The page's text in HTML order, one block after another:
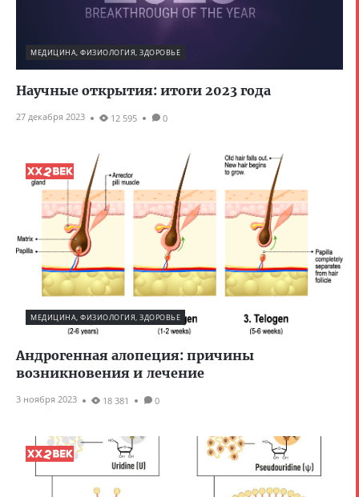
МЕДИЦИНА, ФИЗИОЛОГИЯ, ЗДОРОВЬЕ
Научные открытия: итоги 2023 года
27 декабря 2023 12 595 0
МЕДИЦИНА, ФИЗИОЛОГИЯ, ЗДОРОВЬЕ
Андрогенная алопеция: причины
возникновения и лечение
3 ноября 2023 18 381 0